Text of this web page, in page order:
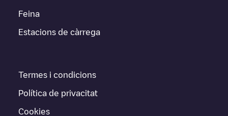
Feina
Estacions de càrrega
Termes i condicions
Política de privacitat
Cookies